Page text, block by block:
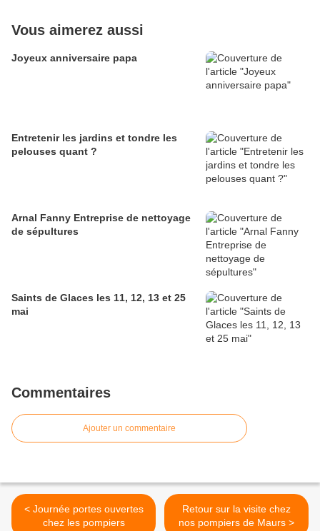
Vous aimerez aussi
Joyeux anniversaire papa
Entretenir les jardins et tondre les
pelouses quant ?
Arnal Fanny Entreprise de nettoyage
de sépultures
Saints de Glaces les 11, 12, 13 et 25
mai
Commentaires
Ajouter un commentaire
< Journée portes ouvertes
chez les pompiers
Retour sur la visite chez
nos pompiers de Maurs >